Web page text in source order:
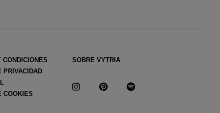
CONDICIONES
PRIVACIDAD
COOKIES
SOBRE VYTRIA